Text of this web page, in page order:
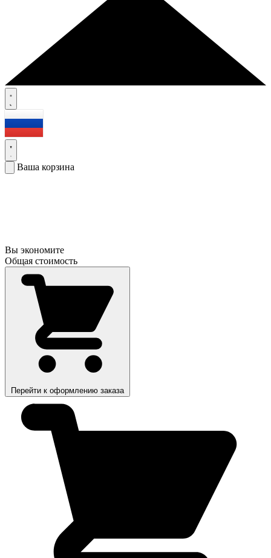
Ваша корзина
Вы экономите
Общая стоимость
Перейти к оформлению заказа